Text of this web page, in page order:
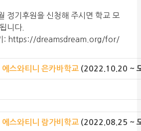
정기후원을 신청해 주시면 학교 모
니다.
: https://dreamsdream.org/for/
스와티니 은카바학교 (2022.10.20 ~
스와티니 람가비학교 (2022.08.25 ~